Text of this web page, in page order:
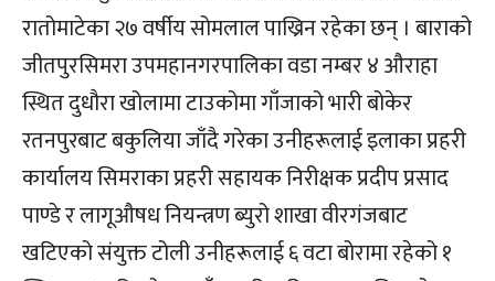
रातोमाटेका २७ वर्षीय सोमलाल पाख्रिन रहेका छन् । बाराको
जीतपुरसिमरा उपमहानगरपालिका वडा नम्बर ४ औराहा
स्थित दुधौरा खोलामा टाउकोमा गाँजाको भारी बोकेर
रतनपुरबाट बकुलिया जाँदै गरेका उनीहरूलाई इलाका प्रहरी
कार्यालय सिमराका प्रहरी सहायक निरीक्षक प्रदीप प्रसाद
पाण्डे र लागूऔषध नियन्त्रण ब्युरो शाखा वीरगंजबाट
खटिएको संयुक्त टोली उनीहरूलाई ६ वटा बोरामा रहेको १